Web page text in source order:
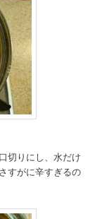
切りにし、水だけ
すがに辛すぎるの